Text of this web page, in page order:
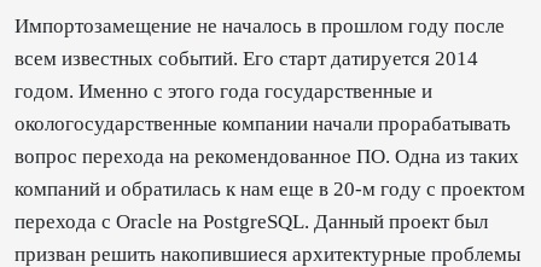
Импортозамещение не началось в прошлом году после
всем известных событий. Его старт датируется 2014
годом. Именно с этого года государственные и
окологосударственные компании начали прорабатывать
вопрос перехода на рекомендованное ПО. Одна из таких
компаний и обратилась к нам еще в 20-м году с проектом
перехода с Oracle на PostgreSQL. Данный проект был
призван решить накопившиеся архитектурные проблемы